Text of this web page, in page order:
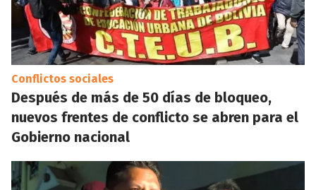
Conflictos sociales
Después de más de 50 días de bloqueo,
nuevos frentes de conflicto se abren para el
Gobierno nacional